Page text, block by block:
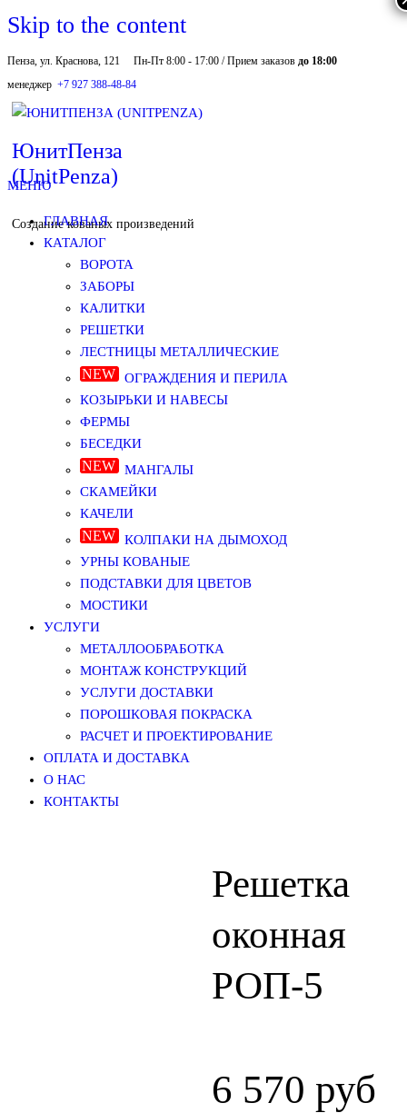
Skip to the content
Пенза, ул. Краснова, 121 Пн-Пт 8:00 - 17:00 / Прием заказов до 18:00
менеджер +7 927 388-48-84
ЮнитПенза
(UnitPenza)
Создание кованых произведений
МЕНЮ
ГЛАВНАЯ
КАТАЛОГ
ВОРОТА
ЗАБОРЫ
КАЛИТКИ
РЕШЕТКИ
ЛЕСТНИЦЫ МЕТАЛЛИЧЕСКИЕ
ОГРАЖДЕНИЯ И ПЕРИЛА
КОЗЫРЬКИ И НАВЕСЫ
ФЕРМЫ
БЕСЕДКИ
МАНГАЛЫ
СКАМЕЙКИ
КАЧЕЛИ
КОЛПАКИ НА ДЫМОХОД
УРНЫ КОВАНЫЕ
ПОДСТАВКИ ДЛЯ ЦВЕТОВ
МОСТИКИ
УСЛУГИ
МЕТАЛЛООБРАБОТКА
МОНТАЖ КОНСТРУКЦИЙ
УСЛУГИ ДОСТАВКИ
ПОРОШКОВАЯ ПОКРАСКА
РАСЧЕТ И ПРОЕКТИРОВАНИЕ
ОПЛАТА И ДОСТАВКА
О НАС
КОНТАКТЫ
Решетка
оконная
РОП-5
6 570 руб